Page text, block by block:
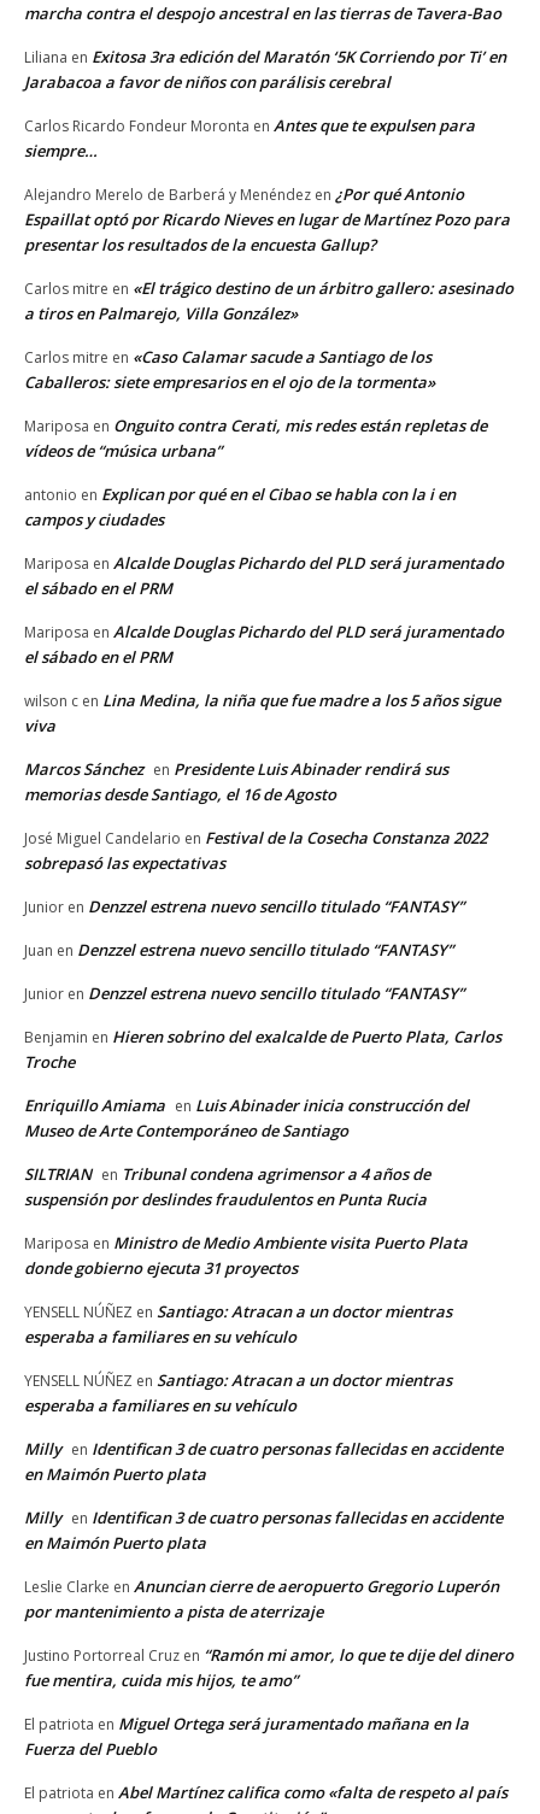
marcha contra el despojo ancestral en las tierras de Tavera-Bao
Liliana en Exitosa 3ra edición del Maratón ‘5K Corriendo por Ti’ en
Jarabacoa a favor de niños con parálisis cerebral
Carlos Ricardo Fondeur Moronta en Antes que te expulsen para
siempre…
Alejandro Merelo de Barberá y Menéndez en ¿Por qué Antonio
Espaillat optó por Ricardo Nieves en lugar de Martínez Pozo para
presentar los resultados de la encuesta Gallup?
Carlos mitre en «El trágico destino de un árbitro gallero: asesinado
a tiros en Palmarejo, Villa González»
Carlos mitre en «Caso Calamar sacude a Santiago de los
Caballeros: siete empresarios en el ojo de la tormenta»
Mariposa en Onguito contra Cerati, mis redes están repletas de
vídeos de “música urbana”
antonio en Explican por qué en el Cibao se habla con la i en
campos y ciudades
Mariposa en Alcalde Douglas Pichardo del PLD será juramentado
el sábado en el PRM
Mariposa en Alcalde Douglas Pichardo del PLD será juramentado
el sábado en el PRM
wilson c en Lina Medina, la niña que fue madre a los 5 años sigue
viva
Marcos Sánchez en Presidente Luis Abinader rendirá sus
memorias desde Santiago, el 16 de Agosto
José Miguel Candelario en Festival de la Cosecha Constanza 2022
sobrepasó las expectativas
Junior en Denzzel estrena nuevo sencillo titulado “FANTASY”
Juan en Denzzel estrena nuevo sencillo titulado “FANTASY”
Junior en Denzzel estrena nuevo sencillo titulado “FANTASY”
Benjamin en Hieren sobrino del exalcalde de Puerto Plata, Carlos
Troche
Enriquillo Amiama en Luis Abinader inicia construcción del
Museo de Arte Contemporáneo de Santiago
SILTRIAN en Tribunal condena agrimensor a 4 años de
suspensión por deslindes fraudulentos en Punta Rucia
Mariposa en Ministro de Medio Ambiente visita Puerto Plata
donde gobierno ejecuta 31 proyectos
YENSELL NÚÑEZ en Santiago: Atracan a un doctor mientras
esperaba a familiares en su vehículo
YENSELL NÚÑEZ en Santiago: Atracan a un doctor mientras
esperaba a familiares en su vehículo
Milly en Identifican 3 de cuatro personas fallecidas en accidente
en Maimón Puerto plata
Milly en Identifican 3 de cuatro personas fallecidas en accidente
en Maimón Puerto plata
Leslie Clarke en Anuncian cierre de aeropuerto Gregorio Luperón
por mantenimiento a pista de aterrizaje
Justino Portorreal Cruz en “Ramón mi amor, lo que te dije del dinero
fue mentira, cuida mis hijos, te amo”
El patriota en Miguel Ortega será juramentado mañana en la
Fuerza del Pueblo
El patriota en Abel Martínez califica como «falta de respeto al país